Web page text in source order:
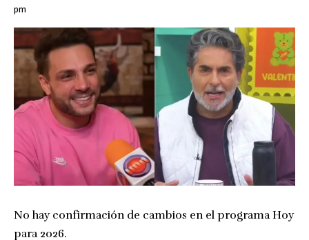
pm
No hay confirmación de cambios en el programa Hoy
para 2026.